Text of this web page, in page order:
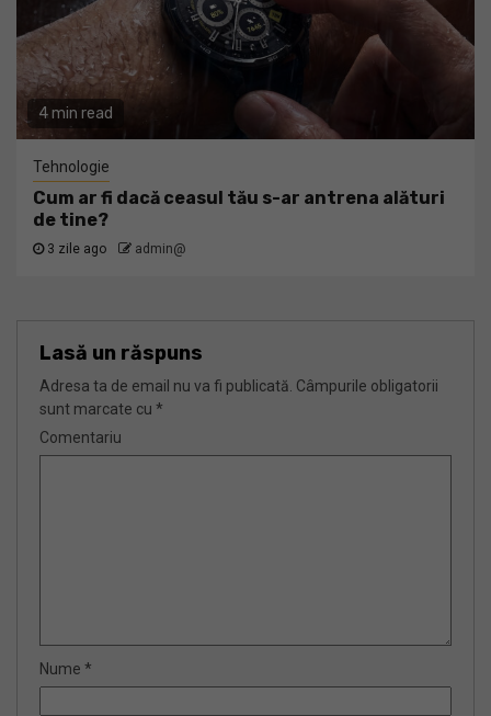
4 min read
Tehnologie
Cum ar fi dacă ceasul tău s-ar antrena alături
de tine?
3 zile ago admin@
Lasă un răspuns
Adresa ta de email nu va fi publicată. Câmpurile obligatorii
sunt marcate cu *
Comentariu
Nume *